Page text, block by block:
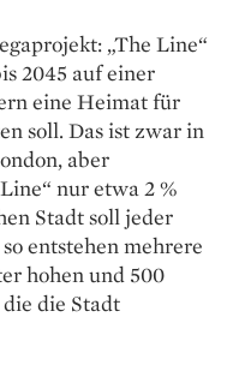
„The Line“
2045 auf einer
eine Heimat für
soll. Das ist zwar in
aber
nur etwa 2 %
Stadt soll jeder
entstehen mehrere
hohen und 500
die Stadt